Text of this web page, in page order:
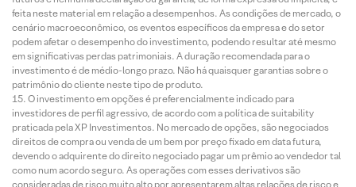
feita neste material em relação a desempenhos. As condições de mercado, o
cenário macroeconômico, os eventos específicos da empresa e do setor
podem afetar o desempenho do investimento, podendo resultar até mesmo
em significativas perdas patrimoniais. A duração recomendada para o
investimento é de médio-longo prazo. Não há quaisquer garantias sobre o
patrimônio do cliente neste tipo de produto.
O investimento em opções é preferencialmente indicado para
investidores de perfil agressivo, de acordo com a política de suitability
praticada pela XP Investimentos. No mercado de opções, são negociados
direitos de compra ou venda de um bem por preço fixado em data futura,
devendo o adquirente do direito negociado pagar um prêmio ao vendedor tal
como num acordo seguro. As operações com esses derivativos são
consideradas de risco muito alto por apresentarem altas relações de risco e